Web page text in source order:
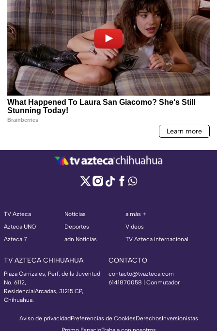
TV Azteca
Azteca UNO
Azteca 7
Noticias
Deportes
adn Noticias
a más +
Videos
TV Azteca Internacional
TV AZTECA CHIHUAHUA
Plaza Carrizales, Perf. de la Juventud
No. 6112,
ResidencialArcadas, 31215 CP,
Chihuahua.
CONTACTO
contacto@tvazteca.com
6141870058 | Conmutador
Aviso de privacidadPreferencias de CookiesDerechosInversionistas